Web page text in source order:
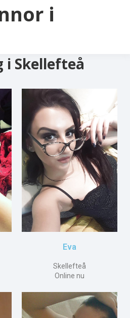
i
i Skellefteå
Eva
Skellefteå
Online nu